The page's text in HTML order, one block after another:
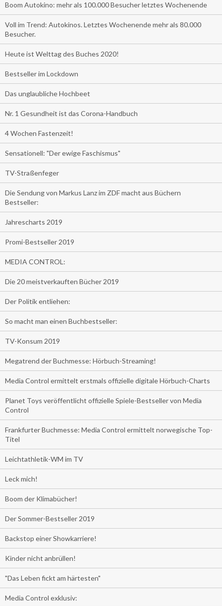
Boom Autokino: mehr als 100.000 Besucher letztes Wochenende
Voll im Trend: Autokinos. Letztes Wochenende mehr als 80.000
Besucher.
Heute ist Welttag des Buches 2020!
Bestseller im Lockdown
Das unglaubliche Hochbeet
Nr. 1 Gesundheit ist das Corona-Handbuch
4 Wochen Fastenzeit!
Sensationell: "Der ewige Faschismus"
TV-Straßenfeger
Die Sendung von Markus Lanz im ZDF macht aus Büchern
Bestseller:
Jahrescharts 2019
Promi-Bestseller 2019
MEDIA CONTROL:
Die 20 meistverkauften Bücher 2019
Der Politik entliehen:
So macht man einen Buchbestseller:
TV-Konsum 2019
Megatrend der Buchmesse: Hörbuch-Streaming!
Media Control ermittelt erstmals offizielle digitale Hörbuch-Charts
Planet Toys veröffentlicht offizielle Spiele-Bestseller von Media
Control
Frankfurter Buchmesse: Media Control ermittelt norwegische Top-
Titel
Leichtathletik-WM im TV
Leck mich!
Boom der Klimabücher!
Der Sommer-Bestseller 2019
Backstop einer Showkarriere!
Kinder nicht anbrüllen!
"Das Leben fickt am härtesten"
Media Control exklusiv: